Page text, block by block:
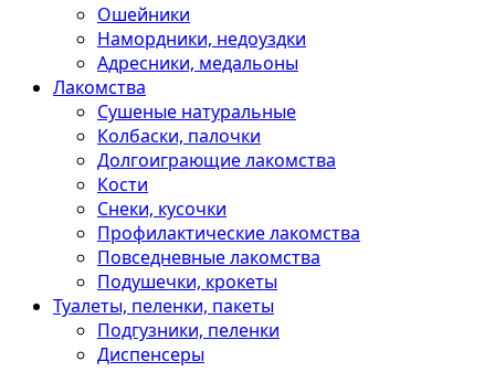
Ошейники
Намордники, недоуздки
Адресники, медальоны
Лакомства
Сушеные натуральные
Колбаски, палочки
Долгоиграющие лакомства
Кости
Снеки, кусочки
Профилактические лакомства
Повседневные лакомства
Подушечки, крокеты
Туалеты, пеленки, пакеты
Подгузники, пеленки
Диспенсеры